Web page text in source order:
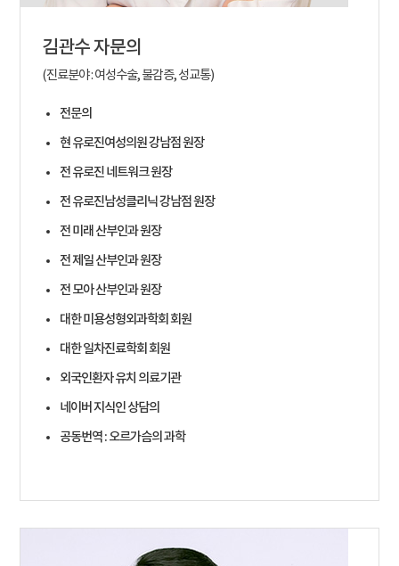
김관수자문의
(진료분야 : 여성수술, 불감증, 성교통)
전문의
현 유로진여성의원 강남점 원장
전 유로진 네트워크 원장
전 유로진남성클리닉 강남점 원장
전 미래 산부인과 원장
전 제일 산부인과 원장
전 모아 산부인과 원장
대한 미용성형외과학회 회원
대한 일차진료학회 회원
외국인환자 유치 의료기관
네이버 지식인 상담의
공동번역 : 오르가슴의 과학